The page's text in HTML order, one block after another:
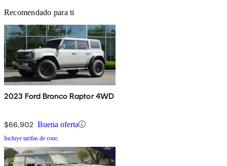
Recomendado para ti
2023 Ford Bronco Raptor 4WD
$66,902 Buena oferta
Incluye tarifas de conc.